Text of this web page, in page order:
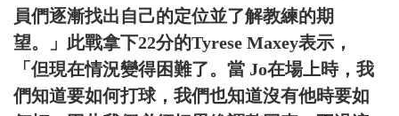
員們逐漸找出自己的定位並了解教練的期
望。」此戰拿下22分的Tyrese Maxey表示，
「但現在情況變得困難了。當 Jo在場上時，我
們知道要如何打球，我們也知道沒有他時要如